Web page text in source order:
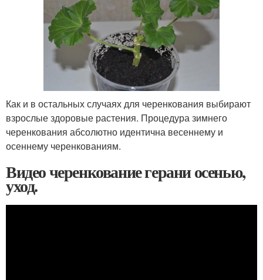
Как и в остальных случаях для черенкования выбирают
взрослые здоровые растения. Процедура зимнего
черенкования абсолютно идентична весеннему и
осеннему черенкованиям.
Видео черенкование герани осенью,
уход.